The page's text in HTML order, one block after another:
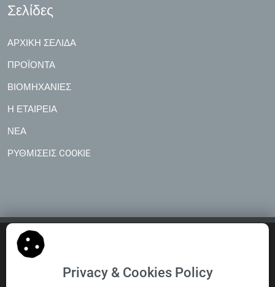
Σελίδες
ΑΡΧΙΚΉ ΣΕΛΊΔΑ
ΠΡΟΪΌΝΤΑ
ΒΙΟΜΗΧΑΝΊΕΣ
Η ΕΤΑΙΡΕΊΑ
ΝΈΑ
ΡΥΘΜΊΣΕΙΣ COOKIE
Αρχική σελίδα Η εταιρεία Εκτύπωση
Copyright © 2026 VELOMAT Messelektronik GmbH. Όλα τα
Privacy & Cookies Policy